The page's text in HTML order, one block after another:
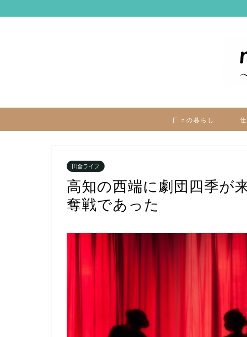
日々の暮らし
田舎ライフ
高知の西端に劇団四季が
奪戦であった